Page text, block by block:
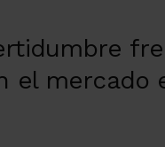
el mercado